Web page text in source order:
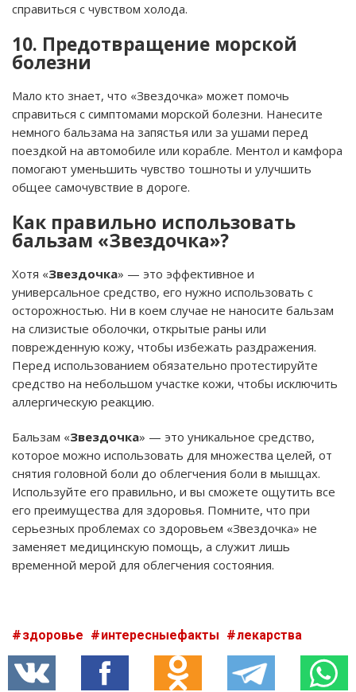
справиться с чувством холода.
10. Предотвращение морской
болезни
Мало кто знает, что «Звездочка» может помочь
справиться с симптомами морской болезни. Нанесите
немного бальзама на запястья или за ушами перед
поездкой на автомобиле или корабле. Ментол и камфора
помогают уменьшить чувство тошноты и улучшить
общее самочувствие в дороге.
Как правильно использовать
бальзам «Звездочка»?
Хотя «Звездочка» — это эффективное и
универсальное средство, его нужно использовать с
осторожностью. Ни в коем случае не наносите бальзам
на слизистые оболочки, открытые раны или
поврежденную кожу, чтобы избежать раздражения.
Перед использованием обязательно протестируйте
средство на небольшом участке кожи, чтобы исключить
аллергическую реакцию.
Бальзам «Звездочка» — это уникальное средство,
которое можно использовать для множества целей, от
снятия головной боли до облегчения боли в мышцах.
Используйте его правильно, и вы сможете ощутить все
его преимущества для здоровья. Помните, что при
серьезных проблемах со здоровьем «Звездочка» не
заменяет медицинскую помощь, а служит лишь
временной мерой для облегчения состояния.
здоровье интересныефакты лекарства